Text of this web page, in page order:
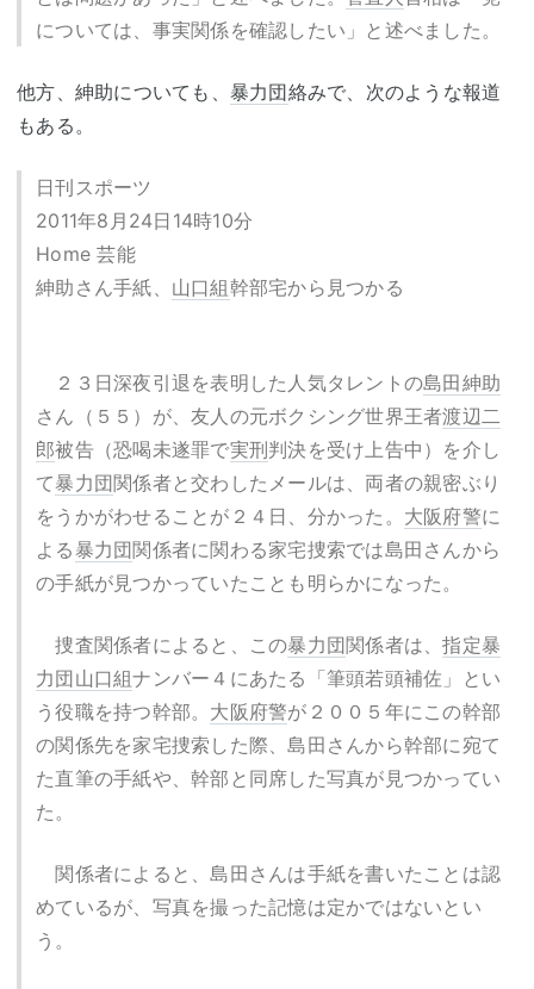
については、事実関係を確認したい」と述べました。
他方、紳助についても、 暴力団絡みで、次のような報道
もある。
日刊スポーツ
2011年8月24日14時10分
Home 芸能
紳助さん手紙、 山口組幹部宅から見つかる
２３日深夜引退を表明した人気タレントの島田紳助
さん（５５）が、友人の元ボクシング世界王者渡辺二
郎被告（恐喝未遂罪で実刑判決を受け上告中）を介し
て暴力団関係者と交わしたメールは、両者の親密ぶり
をうかがわせることが２４日、分かった。 大阪府警に
よる暴力団関係者に関わる家宅捜索では島田さんから
の手紙が見つかっていたことも明らかになった。
捜査関係者によると、この暴力団関係者は、指定暴
力団 山口組ナンバー４にあたる「筆頭若頭補佐」とい
う役職を持つ幹部。 大阪府警が２００５年にこの幹部
の関係先を家宅捜索した際、島田さんから幹部に宛て
た直筆の手紙や、幹部と同席した写真が見つかってい
た。
関係者によると、島田さんは手紙を書いたことは認
めているが、写真を撮った記憶は定かではないとい
う。